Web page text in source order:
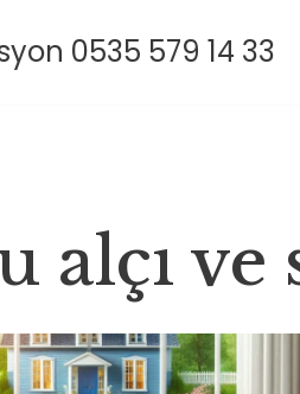
0535 579 14 33
alçı